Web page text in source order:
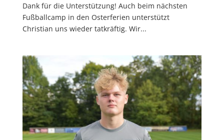
Dank für die Unterstützung! Auch beim nächsten
Fußballcamp in den Osterferien unterstützt
Christian uns wieder tatkräftig. Wir...